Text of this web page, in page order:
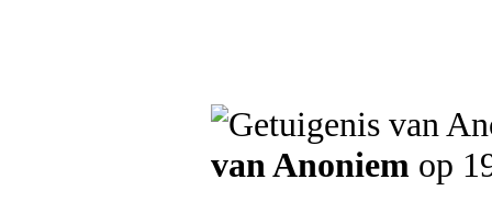
van Anoniem op